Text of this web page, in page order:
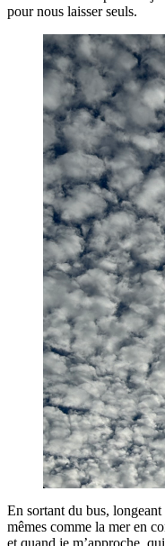
pour nous laisser seuls.
En sortant du bus, longeant
mêmes comme la mer en
et quand je m’approche,